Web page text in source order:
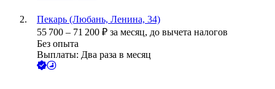
Пекарь (Любань, Ленина, 34)
55 700 – 71 200 ₽ за месяц, до вычета налогов
Без опыта
Выплаты: Два раза в месяц